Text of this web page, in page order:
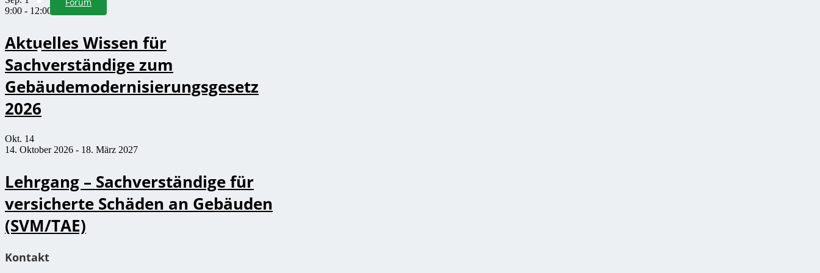
Forum
9:00 - 12:00
Aktuelles Wissen für
Sachverständige zum
Gebäudemodernisierungsgesetz
2026
Okt. 14
14. Oktober 2026 - 18. März 2027
Lehrgang – Sachverständige für
versicherte Schäden an Gebäuden
(SVM/TAE)
Kontakt